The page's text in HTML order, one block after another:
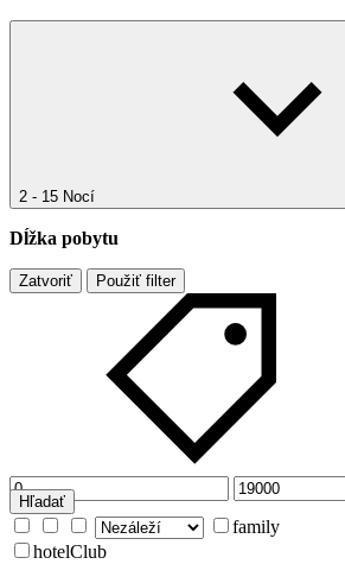
2 - 15 Nocí
Dĺžka pobytu
Zatvoriť Použiť filter
Hľadať
family
hotelClub